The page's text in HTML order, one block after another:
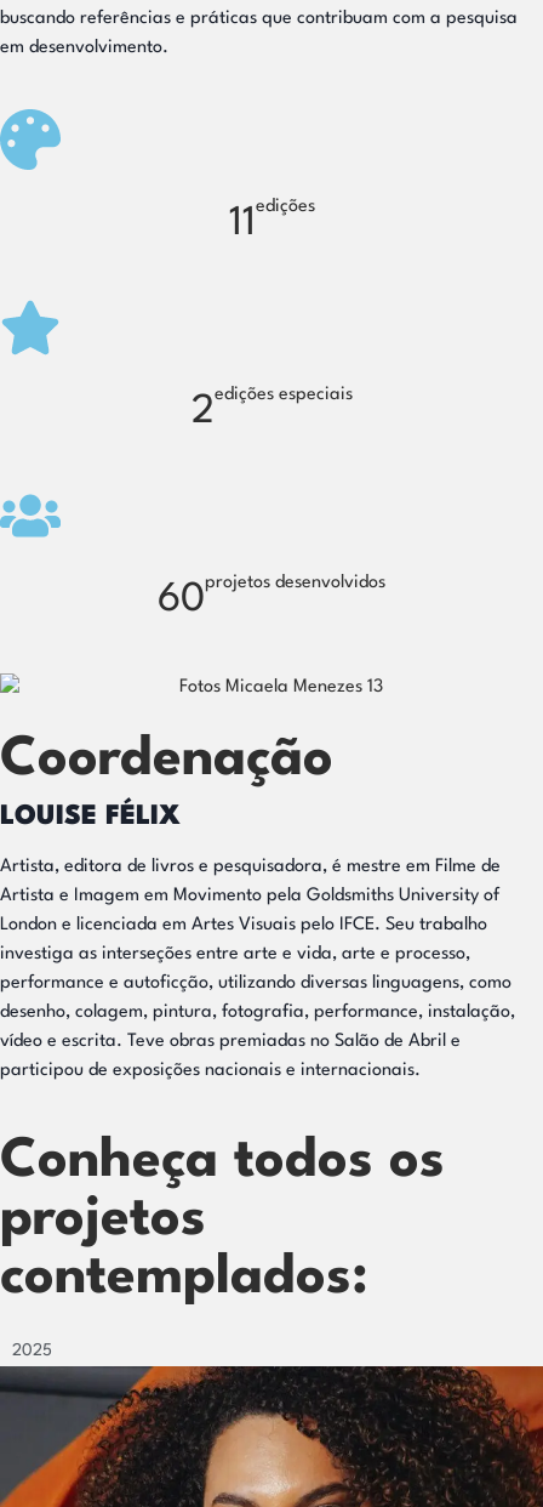
buscando referências e práticas que contribuam com a pesquisa
em desenvolvimento.
11 edições
2edições especiais
60projetos desenvolvidos
Coordenação
LOUISE FÉLIX
Artista, editora de livros e pesquisadora, é mestre em Filme de
Artista e Imagem em Movimento pela Goldsmiths University of
London e licenciada em Artes Visuais pelo IFCE. Seu trabalho
investiga as interseções entre arte e vida, arte e processo,
performance e autoficção, utilizando diversas linguagens, como
desenho, colagem, pintura, fotografia, performance, instalação,
vídeo e escrita. Teve obras premiadas no Salão de Abril e
participou de exposições nacionais e internacionais.
Conheça todos os
projetos
contemplados:
2025